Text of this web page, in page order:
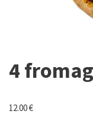
4
12.00€